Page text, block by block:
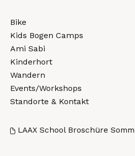
Bike
Kids Bogen Camps
Ami Sabi
Kinderhort
Wandern
Events/Workshops
Standorte & Kontakt
LAAX School Broschüre